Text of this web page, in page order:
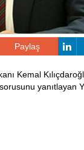
Paylaş
Kemal
yanıtlayan